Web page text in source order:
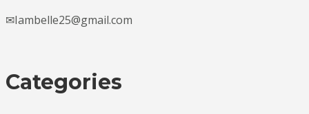
✉Iambelle25@gmail.com
Categories